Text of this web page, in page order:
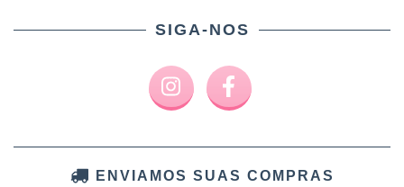
SIGA-NOS
ENVIAMOS SUAS COMPRAS